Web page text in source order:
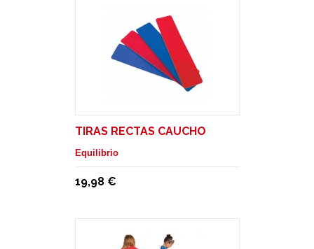
TIRAS RECTAS CAUCHO
Equilibrio
19,98 €